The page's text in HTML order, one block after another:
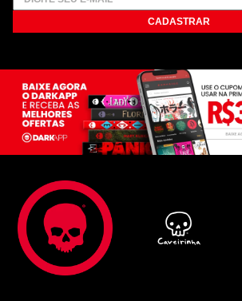
CADASTRAR